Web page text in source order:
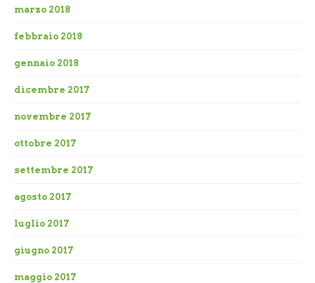
marzo 2018
febbraio 2018
gennaio 2018
dicembre 2017
novembre 2017
ottobre 2017
settembre 2017
agosto 2017
luglio 2017
giugno 2017
maggio 2017